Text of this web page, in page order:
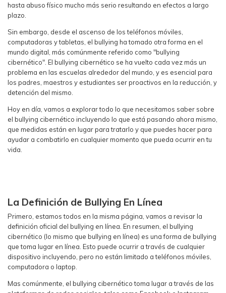
hasta abuso físico mucho más serio resultando en efectos a largo
plazo.
Sin embargo, desde el ascenso de los teléfonos móviles,
computadoras y tabletas, el bullying ha tomado otra forma en el
mundo digital, más comúnmente referido como "bullying
cibernético". El bullying cibernético se ha vuelto cada vez más un
problema en las escuelas alrededor del mundo, y es esencial para
los padres, maestros y estudiantes ser proactivos en la reducción, y
detención del mismo.
Hoy en día, vamos a explorar todo lo que necesitamos saber sobre
el bullying cibernético incluyendo lo que está pasando ahora mismo,
que medidas están en lugar para tratarlo y que puedes hacer para
ayudar a combatirlo en cualquier momento que pueda ocurrir en tu
vida.
La Definición de Bullying En Línea
Primero, estamos todos en la misma página, vamos a revisar la
definición oficial del bullying en línea. En resumen, el bullying
cibernético (lo mismo que bullying en línea) es una forma de bullying
que toma lugar en línea. Esto puede ocurrir a través de cualquier
dispositivo incluyendo, pero no están limitado a teléfonos móviles,
computadora o laptop.
Mas comúnmente, el bullying cibernético toma lugar a través de las